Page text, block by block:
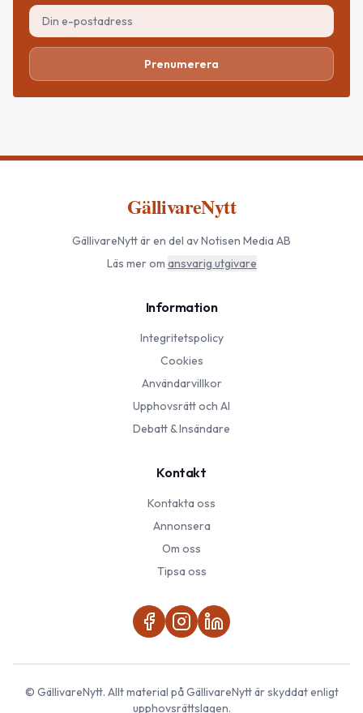
Prenumerera
GällivareNytt
GällivareNyttär en del av Notisen Media AB
Läs mer om ansvarig utgivare
Information
Integritetspolicy
Cookies
Användarvillkor
Upphovsrätt och AI
Debatt & Insändare
Kontakt
Kontakta oss
Annonsera
Om oss
Tipsa oss
© GällivareNytt. Allt material påGällivareNyttär skyddat enligt
upphovsrättslagen.